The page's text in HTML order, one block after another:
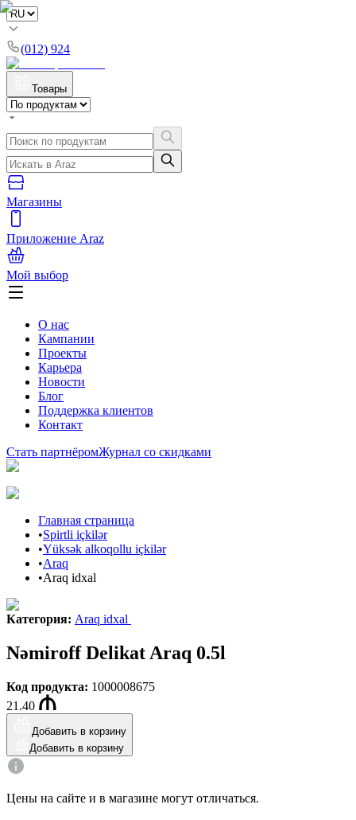
(012) 924
Товары
Магазины
Приложение Araz
Мой выбор
О нас
Кампании
Проекты
Карьера
Новости
Блог
Поддержка клиентов
Контакт
Стать партнёромЖурнал со скидками
Главная страница
•Spirtli içkilər
•Yüksək alkoqollu içkilər
•Araq
•Araq idxal
Категория: Araq idxal
Nəmiroff Delikat Araq 0.5l
Код продукта: 1000008675
21.40
Добавить в корзину
Добавить в корзину
Цены на сайте и в магазине могут отличаться.